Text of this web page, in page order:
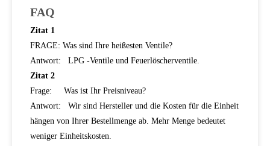
FAQ
Zitat 1
FRAGE: Was sind Ihre heißesten Ventile?
Antwort: LPG -Ventile und Feuerlöscherventile.
Zitat 2
Frage: Was ist Ihr Preisniveau?
Antwort: Wir sind Hersteller und die Kosten für die Einheit
hängen von Ihrer Bestellmenge ab. Mehr Menge bedeutet
weniger Einheitskosten.